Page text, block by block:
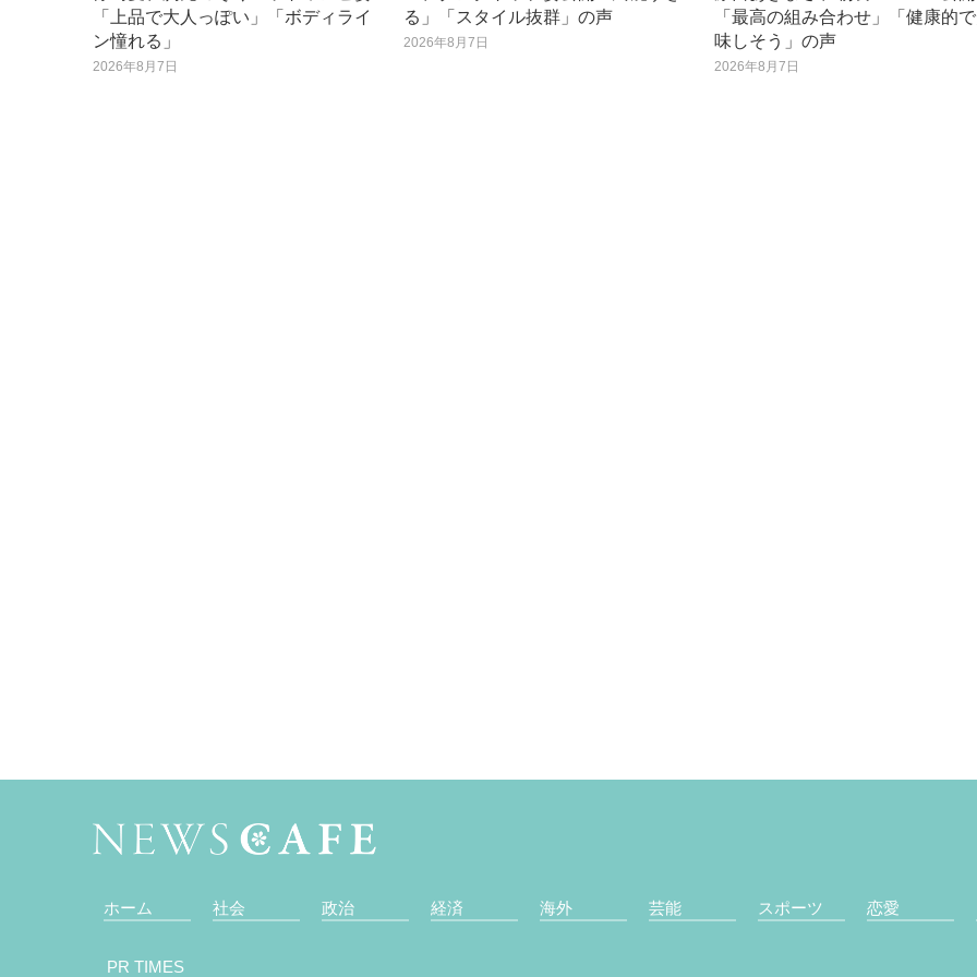
「上品で大人っぽい」「ボディライ
ン憧れる」
2026年8月7日
る」「スタイル抜群」の声
2026年8月7日
「最高の組み合わせ」「健康的
味しそう」の声
2026年8月7日
ホーム 社会 政治 経済 海外 芸能 スポーツ 恋愛
PR TIMES